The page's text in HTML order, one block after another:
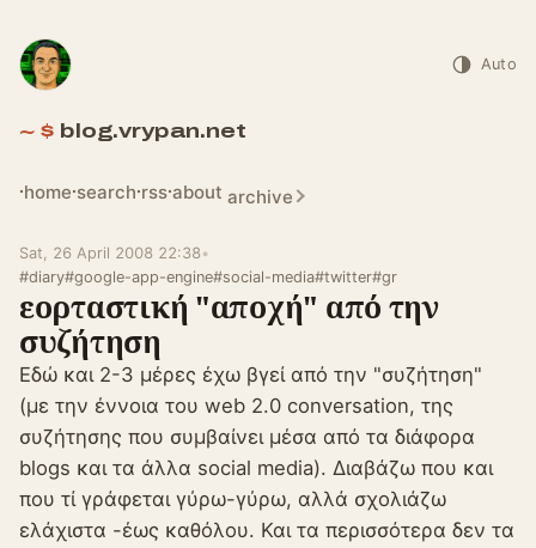
blog.vrypan.net
home search rss about archive
Auto
Sat, 26 April 2008 22:38•
#diary#google-app-engine#social-media#twitter#gr
εορταστική "αποχή" από την
συζήτηση
Εδώ και 2-3 μέρες έχω βγεί από την "συζήτηση"
(με την έννοια του web 2.0 conversation, της
συζήτησης που συμβαίνει μέσα από τα διάφορα
blogs και τα άλλα social media). Διαβάζω που και
που τί γράφεται γύρω-γύρω, αλλά σχολιάζω
ελάχιστα -έως καθόλου. Και τα περισσότερα δεν τα